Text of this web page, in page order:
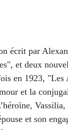
écrit par
et deux
en 1923, "Les
et la
et son